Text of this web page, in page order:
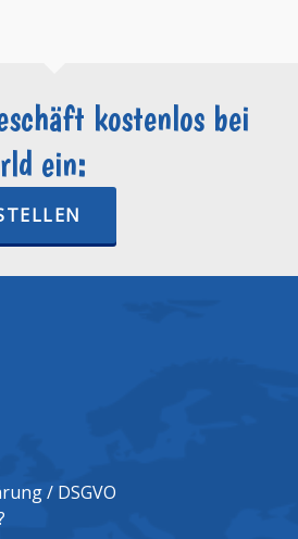
kostenlos bei
ein:
/ DSGVO